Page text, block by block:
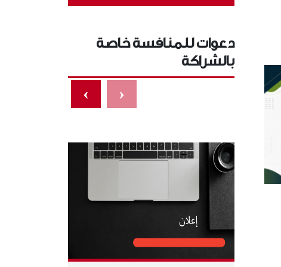
دعوات للمنافسة خاصة
بالشراكة
‹
›